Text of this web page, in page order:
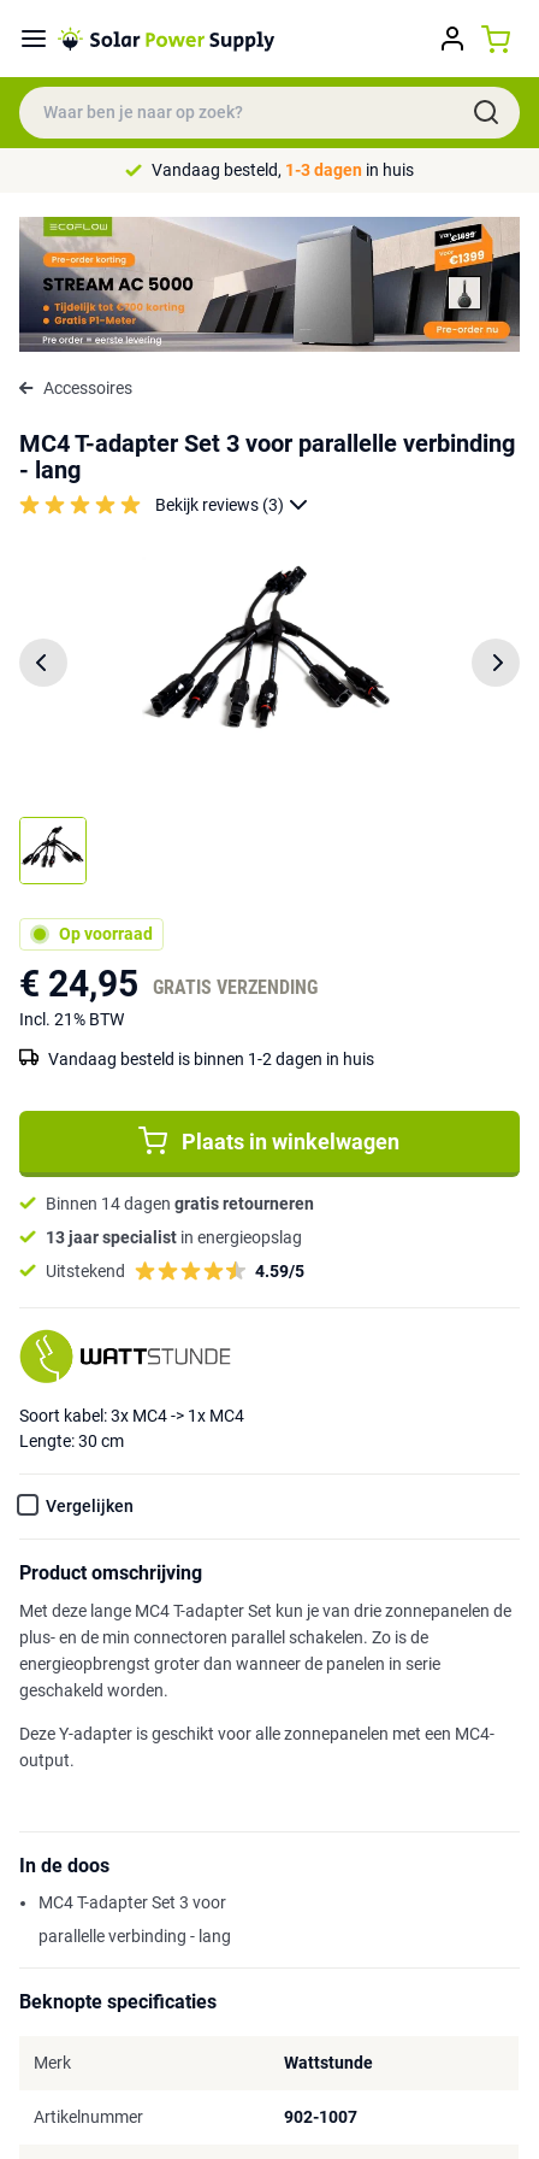
Vandaag besteld, 1-3 dagen in huis
Accessoires
MC4 T-adapter Set 3 voor parallelle verbinding
- lang
Bekijk reviews (3)
Op voorraad
€ 24,95 GRATIS VERZENDING
Incl. 21% BTW
Vandaag besteld is binnen 1-2 dagen in huis
Plaats in winkelwagen
Binnen 14 dagen gratis retourneren
13 jaar specialist in energieopslag
Uitstekend
4.59/5
Soort kabel: 3x MC4 -> 1x MC4
Lengte: 30 cm
Vergelijken
Product omschrijving
Met deze lange MC4 T-adapter Set kun je van drie zonnepanelen de
plus- en de min connectoren parallel schakelen. Zo is de
energieopbrengst groter dan wanneer de panelen in serie
geschakeld worden.
Deze Y-adapter is geschikt voor alle zonnepanelen met een MC4-
output.
In de doos
MC4 T-adapter Set 3 voor
parallelle verbinding - lang
Beknopte specificaties
Merk Wattstunde
Artikelnummer 902-1007